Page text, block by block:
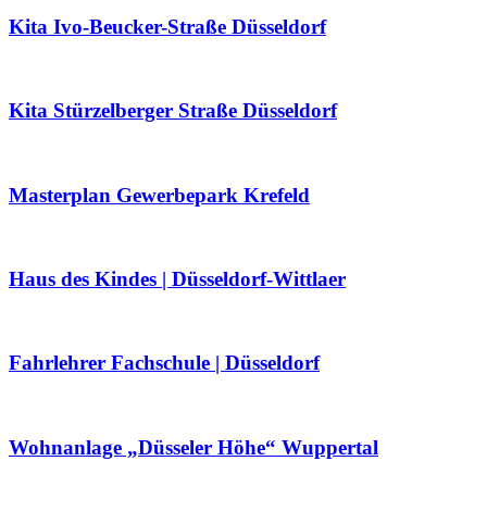
Kita Ivo-Beucker-Straße Düsseldorf
Kita Stürzelberger Straße Düsseldorf
Masterplan Gewerbepark Krefeld
Haus des Kindes | Düsseldorf-Wittlaer
Fahrlehrer Fachschule | Düsseldorf
Wohnanlage „Düsseler Höhe“ Wuppertal